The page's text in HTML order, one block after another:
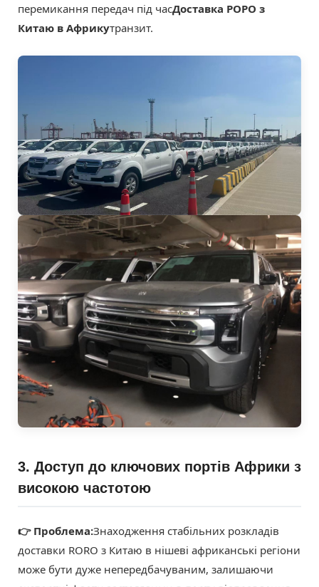
перемикання передач під часДоставка РОРО з
Китаю в Африкутранзит.
3. Доступ до ключових портів Африки з
високою частотою
👉 Проблема:Знаходження стабільних розкладів
доставки RORO з Китаю в нішеві африканські регіони
може бути дуже непередбачуваним, залишаючи